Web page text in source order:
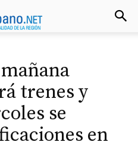
trenes y
se
en